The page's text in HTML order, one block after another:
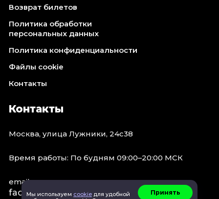
Возврат билетов
Политика обработки
персональных данных
Политика конфиденциальности
Файлы cookie
Контакты
Контакты
Москва, улица Лужники, 24с38
Время работы: По будням 09:00–20:00 МСК
email:
faq@spb.events
Мы используем cookie для удобной
Принять